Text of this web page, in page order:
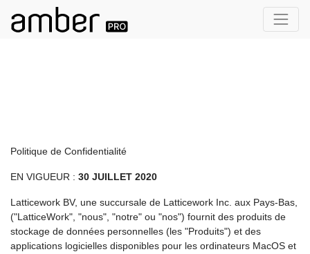
Politique de Confidentialité
EN VIGUEUR : 30 JUILLET 2020
Latticework BV, une succursale de Latticework Inc. aux Pays-Bas,
("LatticeWork", "nous", "notre" ou "nos") fournit des produits de
stockage de données personnelles (les "Produits") et des
applications logicielles disponibles pour les ordinateurs MacOS et